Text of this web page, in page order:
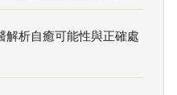
解析自癒可能性與正確處